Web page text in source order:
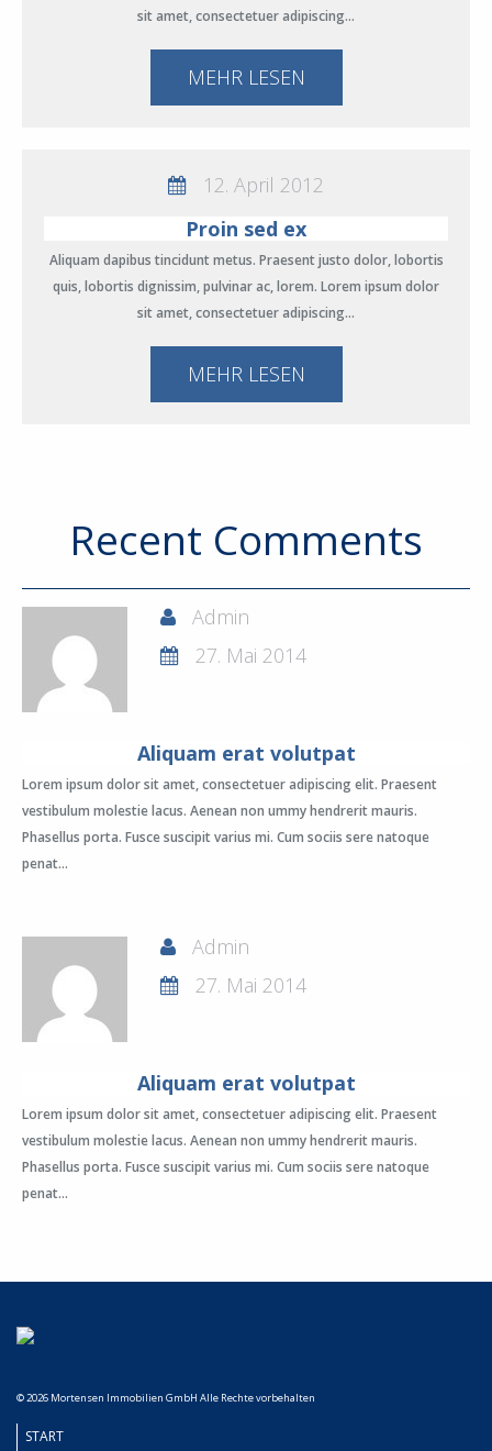
sit amet, consectetuer adipiscing…
MEHR LESEN
12. April 2012
Proin sed ex
Aliquam dapibus tincidunt metus. Praesent justo dolor, lobortis
quis, lobortis dignissim, pulvinar ac, lorem. Lorem ipsum dolor
sit amet, consectetuer adipiscing…
MEHR LESEN
Recent Comments
Admin
27. Mai 2014
Aliquam erat volutpat
Lorem ipsum dolor sit amet, consectetuer adipiscing elit. Praesent
vestibulum molestie lacus. Aenean non ummy hendrerit mauris.
Phasellus porta. Fusce suscipit varius mi. Cum sociis sere natoque
penat...
Admin
27. Mai 2014
Aliquam erat volutpat
Lorem ipsum dolor sit amet, consectetuer adipiscing elit. Praesent
vestibulum molestie lacus. Aenean non ummy hendrerit mauris.
Phasellus porta. Fusce suscipit varius mi. Cum sociis sere natoque
penat...
© 2026 Mortensen Immobilien GmbH Alle Rechte vorbehalten
START